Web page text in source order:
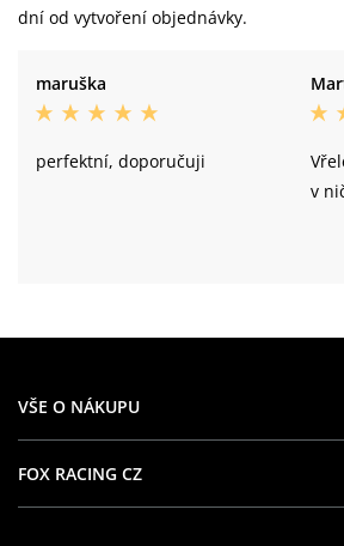
dní od vytvoření objednávky.
maruška
perfektní, doporučuji
v
VŠE O NÁKUPU
FOX RACING CZ